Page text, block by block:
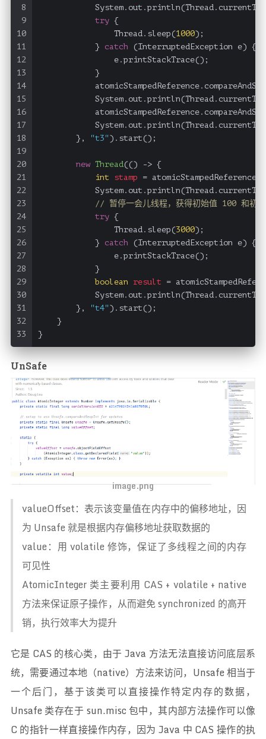
8
9
10
11
12
13
14
15
16
17
18
19
20
21
22
23
24
25
26
27
28
29
30
31
32
33
try {
                Thread.sleep(
1000);
            }
catch (InterruptedException e) {
                e.printStackTrace();
            }
        },
"t3").start();
new Thread(() -> {
int
stamp =
// 暂停一会儿线程，获得初始值 100 和初
try {
                Thread.sleep(
3000);
            }
catch (InterruptedException e) {
                e.printStackTrace();
            }
boolean
result =
        },
"t4").start();
    }
}
UnSafe
image.png
valueOffset：表示该变量值在内存中的偏移地址，因
为 Unsafe 就是根据内存偏移地址获取数据的
value：用 volatile 修饰，保证了多线程之间的内存
可见性
AtomicInteger 类主要利用 CAS + volatile + native
方法来保证原子操作，从而避免 synchronized 的高开
销，执行效率大为提升
它是 CAS 的核心类，由于 Java 方法无法直接访问底层系
统，需要通过本地（native）方法来访问，Unsafe 相当于
一个后门，基于该类可以直接操作特定内存的数据，
Unsafe 类存在于 sun.misc 包中，其内部方法操作可以像
C 的指针一样直接操作内存，因为 Java 中 CAS 操作的执